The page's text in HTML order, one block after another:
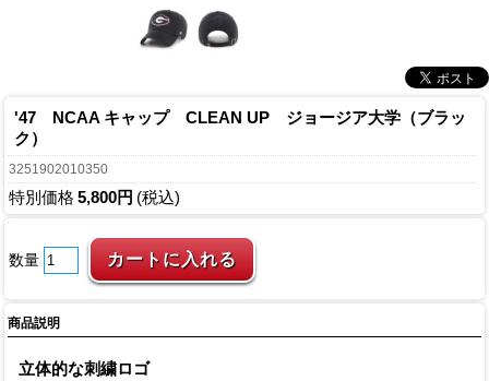
'47 NCAA キャップ CLEAN UP ジョージア大学（ブラッ
ク）
3251902010350
特別価格 5,800円 (税込)
数量
商品説明
立体的な刺繍ロゴ